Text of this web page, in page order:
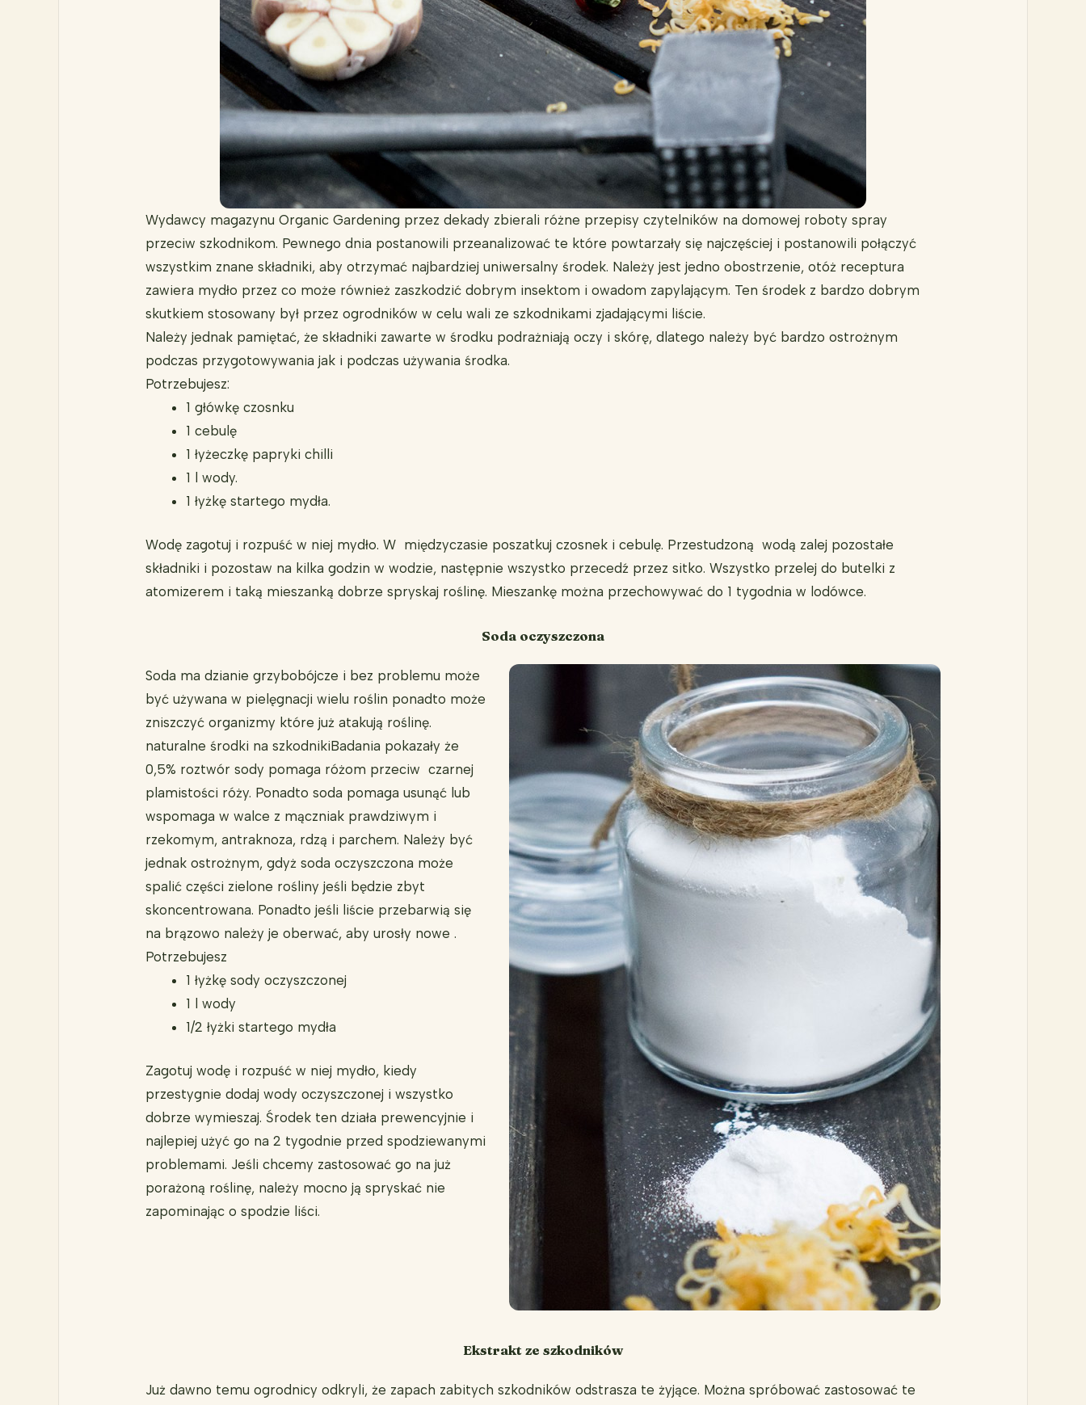
Wydawcy magazynu Organic Gardening przez dekady zbierali różne przepisy czytelników na domowej roboty spray
przeciw szkodnikom. Pewnego dnia postanowili przeanalizować te które powtarzały się najczęściej i postanowili połączyć
wszystkim znane składniki, aby otrzymać najbardziej uniwersalny środek. Należy jest jedno obostrzenie, otóż receptura
zawiera mydło przez co może również zaszkodzić dobrym insektom i owadom zapylającym. Ten środek z bardzo dobrym
skutkiem stosowany był przez ogrodników w celu wali ze szkodnikami zjadającymi liście.
Należy jednak pamiętać, że składniki zawarte w środku podrażniają oczy i skórę, dlatego należy być bardzo ostrożnym
podczas przygotowywania jak i podczas używania środka.
Potrzebujesz:
1 główkę czosnku
1 cebulę
1 łyżeczkę papryki chilli
1 l wody.
1 łyżkę startego mydła.
Wodę zagotuj i rozpuść w niej mydło. W międzyczasie poszatkuj czosnek i cebulę. Przestudzoną wodą zalej pozostałe
składniki i pozostaw na kilka godzin w wodzie, następnie wszystko przecedź przez sitko. Wszystko przelej do butelki z
atomizerem i taką mieszanką dobrze spryskaj roślinę. Mieszankę można przechowywać do 1 tygodnia w lodówce.
Soda oczyszczona
Soda ma dzianie grzybobójcze i bez problemu może
być używana w pielęgnacji wielu roślin ponadto może
zniszczyć organizmy które już atakują roślinę.
naturalne środki na szkodnikiBadania pokazały że
0,5% roztwór sody pomaga różom przeciw czarnej
plamistości róży. Ponadto soda pomaga usunąć lub
wspomaga w walce z mączniak prawdziwym i
rzekomym, antraknoza, rdzą i parchem. Należy być
jednak ostrożnym, gdyż soda oczyszczona może
spalić części zielone rośliny jeśli będzie zbyt
skoncentrowana. Ponadto jeśli liście przebarwią się
na brązowo należy je oberwać, aby urosły nowe .
Potrzebujesz
1 łyżkę sody oczyszczonej
1 l wody
1/2 łyżki startego mydła
Zagotuj wodę i rozpuść w niej mydło, kiedy
przestygnie dodaj wody oczyszczonej i wszystko
dobrze wymieszaj. Środek ten działa prewencyjnie i
najlepiej użyć go na 2 tygodnie przed spodziewanymi
problemami. Jeśli chcemy zastosować go na już
porażoną roślinę, należy mocno ją spryskać nie
zapominając o spodzie liści.
Ekstrakt ze szkodników
Już dawno temu ogrodnicy odkryli, że zapach zabitych szkodników odstrasza te żyjące. Można spróbować zastosować te